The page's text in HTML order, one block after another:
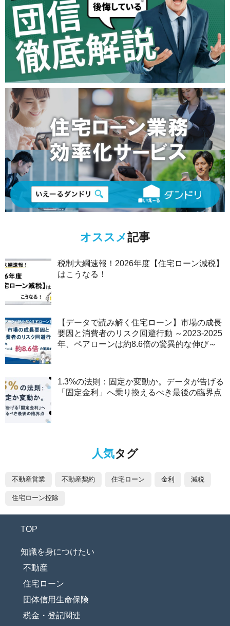
オススメ記事
税制大綱速報！2026年度【住宅ローン減税】
はこうなる！
【データで読み解く住宅ローン】市場の成長
要因と消費者のリスク回避行動 ～2023-2025
年、ペアローンは約8.6倍の驚異的な伸び～
1.3%の法則：固定か変動か。データが告げる
「固定金利」へ乗り換えるべき最後の臨界点
人気タグ
不動産営業 不動産契約 住宅ローン 金利 減税
住宅ローン控除
TOP
知識を身につけたい
不動産
住宅ローン
団体信用生命保険
税金・登記関連